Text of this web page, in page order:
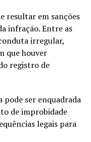
resultar em sanções
infração. Entre as
irregular,
que houver
registro de
pode ser enquadrada
de improbidade
legais para